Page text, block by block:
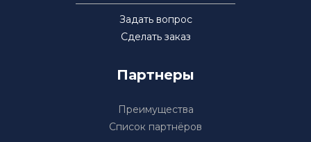
Задать вопрос
Сделать заказ
Партнеры
Преимущества
Список партнёров